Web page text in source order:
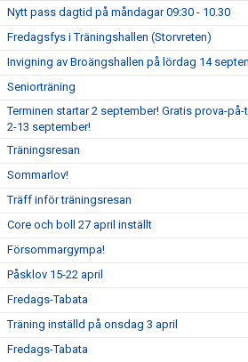
Nytt pass dagtid på måndagar 09:30 - 10.30
Fredagsfys i Träningshallen (Storvreten)
Invigning av Broängshallen på lördag 14
Seniorträning
Terminen startar 2 september! Gratis prova-på-
2-13 september!
Träningsresan
Sommarlov!
Träff inför träningsresan
Core och boll 27 april inställt
Försommargympa!
Påsklov 15-22 april
Fredags-Tabata
Träning inställd på onsdag 3 april
Fredags-Tabata